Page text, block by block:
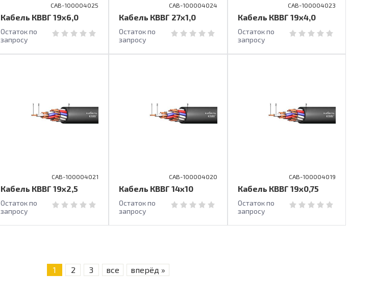
CAB-100004025
Кабель КВВГ 19х6,0
Остаток по
запросу
CAB-100004024
Кабель КВВГ 27х1,0
Остаток по
запросу
CAB-100004023
Кабель КВВГ 19х4,0
Остаток по
запросу
CAB-100004021
Кабель КВВГ 19х2,5
Остаток по
запросу
CAB-100004020
Кабель КВВГ 14х10
Остаток по
запросу
CAB-100004019
Кабель КВВГ 19х0,75
Остаток по
запросу
1 2 3 все вперёд »